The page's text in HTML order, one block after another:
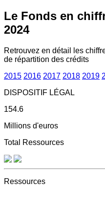
Le Fonds en
2024
Retrouvez en détail les
de répartition des crédits
2015 2016 2017 2018 2019
DISPOSITIF LÉGAL
154.6
Millions d'euros
Total Ressources
Ressources